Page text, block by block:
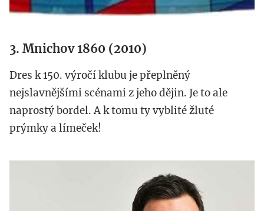
3. Mnichov 1860 (2010)
Dres k 150. výročí klubu je přeplněný
nejslavnějšími scénami z jeho dějin. Je to ale
naprostý bordel. A k tomu ty vyblité žluté
prýmky a límeček!